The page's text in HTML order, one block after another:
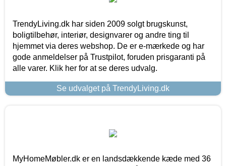
TrendyLiving.dk har siden 2009 solgt brugskunst,
boligtilbehør, interiør, designvarer og andre ting til
hjemmet via deres webshop. De er e-mærkede og har
gode anmeldelser på Trustpilot, foruden prisgaranti på
alle varer. Klik her for at se deres udvalg.
Se udvalget på TrendyLiving.dk
MyHomeMøbler.dk er en landsdækkende kæde med 36